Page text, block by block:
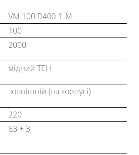
VM 100 D400-1-M
100
2000
мідний ТЕН
зовнішній (на корпусі)
220
63 ± 3